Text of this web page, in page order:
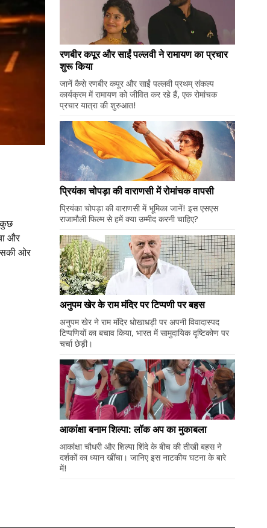
कुछ
और
ओर
रणबीर कपूर और साईं पल्लवी ने रामायण का प्रचार
शुरू किया
जानें कैसे रणबीर कपूर और साईं पल्लवी प्रथम् संकल्प
कार्यक्रम में रामायण को जीवित कर रहे हैं, एक रोमांचक
प्रचार यात्रा की शुरुआत!
प्रियंका चोपड़ा की वाराणसी में रोमांचक वापसी
प्रियंका चोपड़ा की वाराणसी में भूमिका जानें! इस एसएस
राजामौली फिल्म से हमें क्या उम्मीद करनी चाहिए?
अनुपम खेर के राम मंदिर पर टिप्पणी पर बहस
अनुपम खेर ने राम मंदिर धोखाधड़ी पर अपनी विवादास्पद
टिप्पणियों का बचाव किया, भारत में सामुदायिक दृष्टिकोण पर
चर्चा छेड़ी।
आकांक्षा बनाम शिल्पा: लॉक अप का मुकाबला
आकांक्षा चौधरी और शिल्पा शिंदे के बीच की तीखी बहस ने
दर्शकों का ध्यान खींचा। जानिए इस नाटकीय घटना के बारे
में!